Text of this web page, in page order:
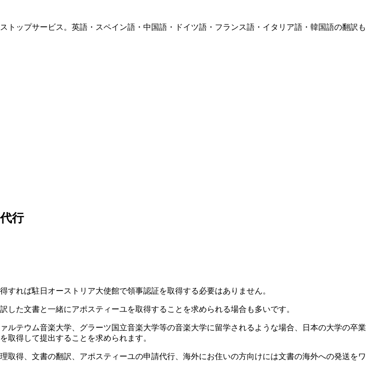
ップサービス。英語・スペイン語・中国語・ドイツ語・フランス語・イタリア語・韓国語の翻訳も
行
れば駐日オーストリア大使館で領事認証を取得する必要はありません。
た文書と一緒にアポスティーユを取得することを求められる場合も多いです。
テウム音楽大学、グラーツ国立音楽大学等の音楽大学に留学されるような場合、日本の大学の卒業
取得して提出することを求められます。
得、文書の翻訳、アポスティーユの申請代行、海外にお住いの方向けには文書の海外への発送をワ